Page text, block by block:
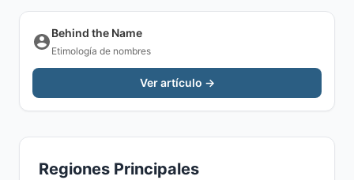
Behind the Name
Etimología de nombres
Ver artículo →
Regiones Principales